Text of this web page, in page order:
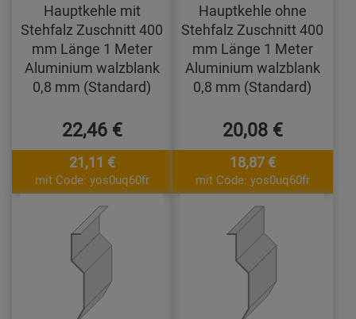
Hauptkehle mit
Stehfalz Zuschnitt 400
mm Länge 1 Meter
Aluminium walzblank
0,8 mm (Standard)
22,46 €
21,11 €
mit Code: yos0uq60fr
Hauptkehle ohne
Stehfalz Zuschnitt 400
mm Länge 1 Meter
Aluminium walzblank
0,8 mm (Standard)
20,08 €
18,87 €
mit Code: yos0uq60fr